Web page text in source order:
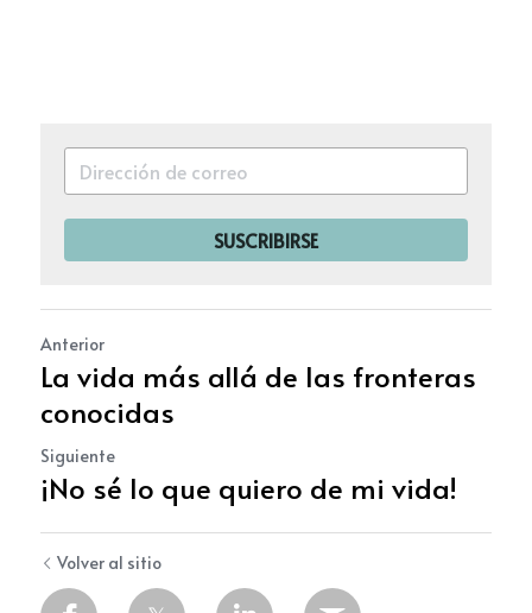
SUSCRIBIRSE
Anterior
La vida más allá de las fronteras
conocidas
Siguiente
¡No sé lo que quiero de mi vida!
Volver al sitio